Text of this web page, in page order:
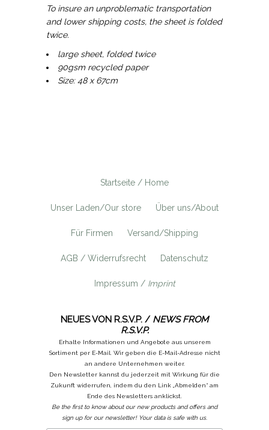
To insure an unproblematic transportation
and lower shipping costs, the sheet is folded
twice.
large sheet, folded twice
90gsm recycled paper
Size: 48 x 67cm
Startseite / Home
Unser Laden/Our store Über uns/About
Für Firmen Versand/Shipping
AGB / Widerrufsrecht Datenschutz
Impressum / Imprint
NEUES VON R.S.V.P. / NEWS FROM
R.S.V.P.
Erhalte Informationen und Angebote aus unserem
Sortiment per E-Mail. Wir geben die E-Mail-Adresse nicht
an andere Unternehmen weiter.
Den Newsletter kannst du jederzeit mit Wirkung für die
Zukunft widerrufen, indem du den Link „Abmelden“ am
Ende des Newsletters anklickst.
Be the first to know about our new products and offers and
sign up for our newsletter! Your data is safe with us.